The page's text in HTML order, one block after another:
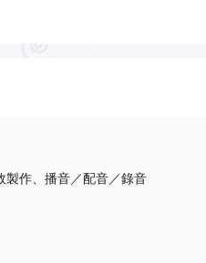
製作、播音／配音／錄音